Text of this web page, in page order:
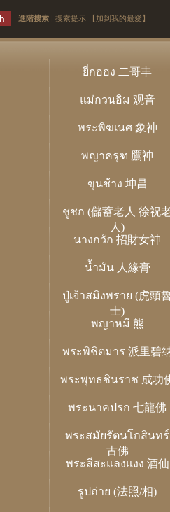
進階搜索 | 搜索提示 【加到我的最愛】
ยี่กอฮง 二哥丰
แม่กวนอิม 观音
พระพิฆเนศ 象神
พญาครุฑ 鷹神
ขุนช้าง 坤昌
ชูชก (儲蓄老人 徐祝
人)
นางกวัก 招財女神
น้ำมัน 人緣膏
ปู่เจ้าสมิงพราย (虎頭
士)
พญาหมี 熊
พระพิชิตมาร 派里碧
พระพุทธชินราช 成功
พระนาคปรก 七龍佛
พระสมัยรัตนโกสินทร์
古佛
พระสีสะแลงแงง 酒仙
รูปถ่าย (法照/相)